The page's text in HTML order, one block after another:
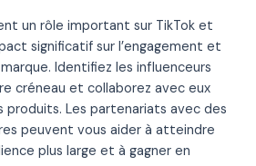
un rôle important sur TikTok et
significatif sur l’engagement et
Identifiez les influenceurs
créneau et collaborez avec eux
produits. Les partenariats avec des
peuvent vous aider à atteindre
plus large et à gagner en